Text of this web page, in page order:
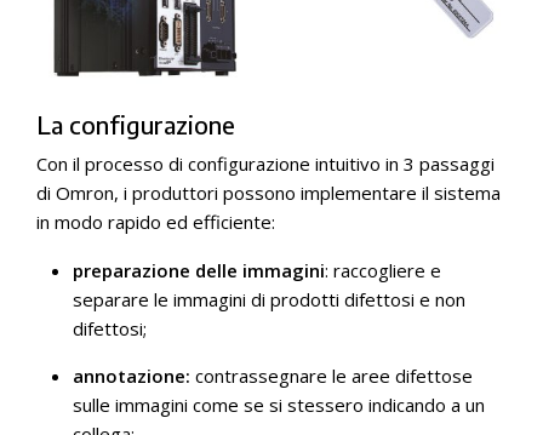
La configurazione
Con il processo di configurazione intuitivo in 3 passaggi
di Omron, i produttori possono implementare il sistema
in modo rapido ed efficiente:
preparazione delle immagini: raccogliere e
separare le immagini di prodotti difettosi e non
difettosi;
annotazione: contrassegnare le aree difettose
sulle immagini come se si stessero indicando a un